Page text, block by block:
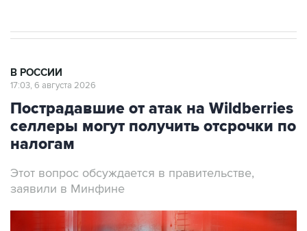
В РОССИИ
17:03, 6 августа 2026
Пострадавшие от атак на Wildberries
селлеры могут получить отсрочки по
налогам
Этот вопрос обсуждается в правительстве,
заявили в Минфине